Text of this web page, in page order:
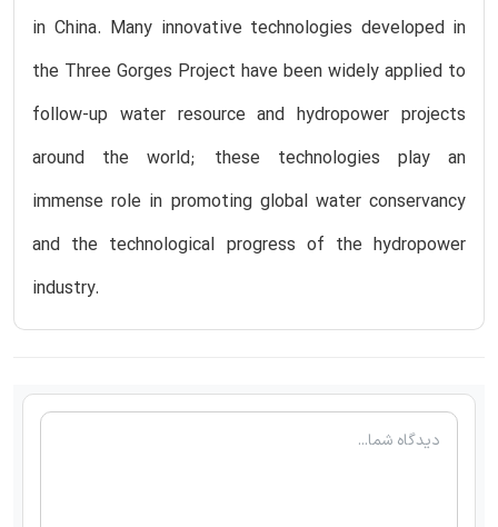
in China. Many innovative technologies developed in
the Three Gorges Project have been widely applied to
follow-up water resource and hydropower projects
around the world; these technologies play an
immense role in promoting global water conservancy
and the technological progress of the hydropower
industry.